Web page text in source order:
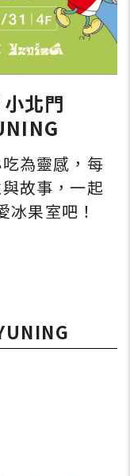
北門
為靈感，每
故事，一起
冰果室吧！